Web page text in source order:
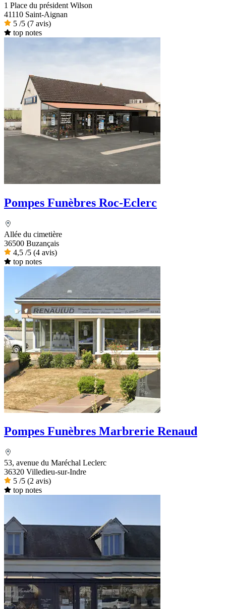
1 Place du président Wilson
41110 Saint-Aignan
5 /5 (7 avis)
top notes
Pompes Funèbres Roc-Eclerc
Allée du cimetière
36500 Buzançais
4,5 /5 (4 avis)
top notes
Pompes Funèbres Marbrerie Renaud
53, avenue du Maréchal Leclerc
36320 Villedieu-sur-Indre
5 /5 (2 avis)
top notes